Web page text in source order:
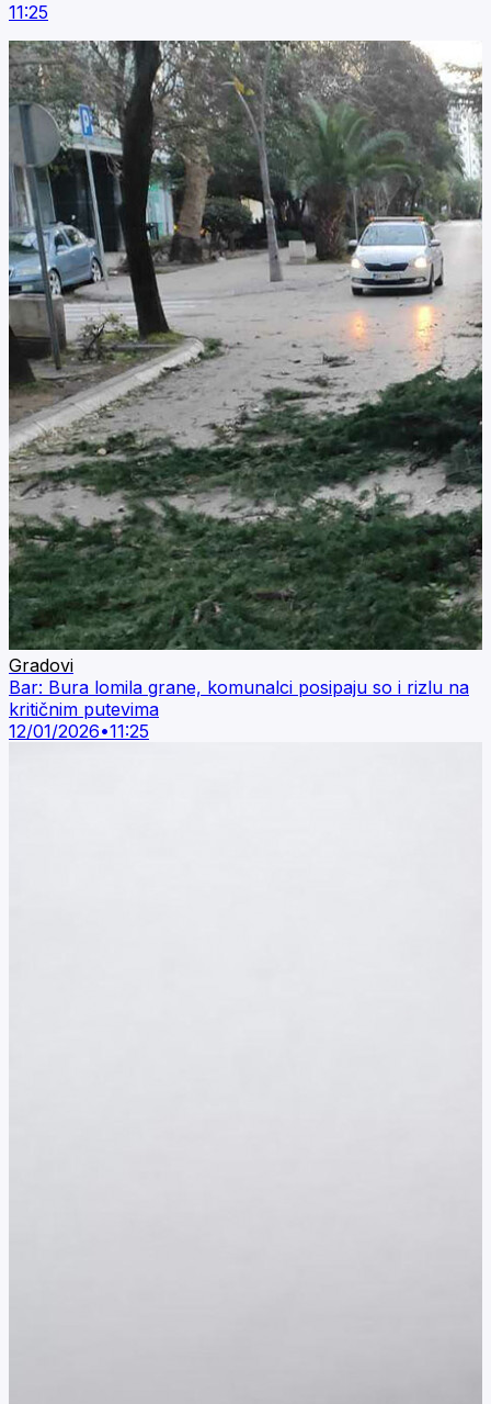
11:25
Gradovi
Bar: Bura lomila grane, komunalci posipaju so i rizlu na
kritičnim putevima
12/01/2026•11:25